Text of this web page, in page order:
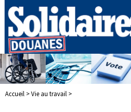
Accueil >Vie au travail >